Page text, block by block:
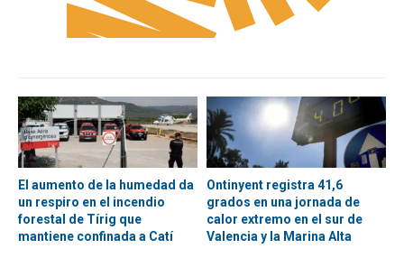
El aumento de la humedad da
un respiro en el incendio
forestal de Tírig que
mantiene confinada a Catí
Ontinyent registra 41,6
grados en una jornada de
calor extremo en el sur de
Valencia y la Marina Alta